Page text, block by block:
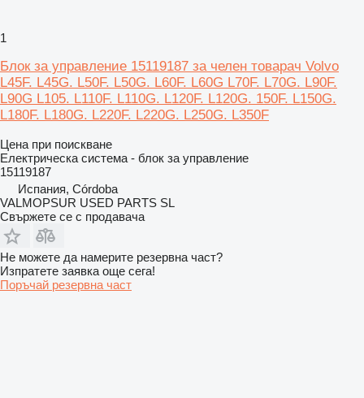
1
Блок за управление 15119187 за челен товарач Volvo
L45F. L45G. L50F. L50G. L60F. L60G L70F. L70G. L90F.
L90G L105. L110F. L110G. L120F. L120G. 150F. L150G.
L180F. L180G. L220F. L220G. L250G. L350F
Цена при поискване
Електрическа система - блок за управление
15119187
Испания, Córdoba
VALMOPSUR USED PARTS SL
Свържете се с продавача
Не можете да намерите резервна част?
Изпратете заявка още сега!
Поръчай резервна част